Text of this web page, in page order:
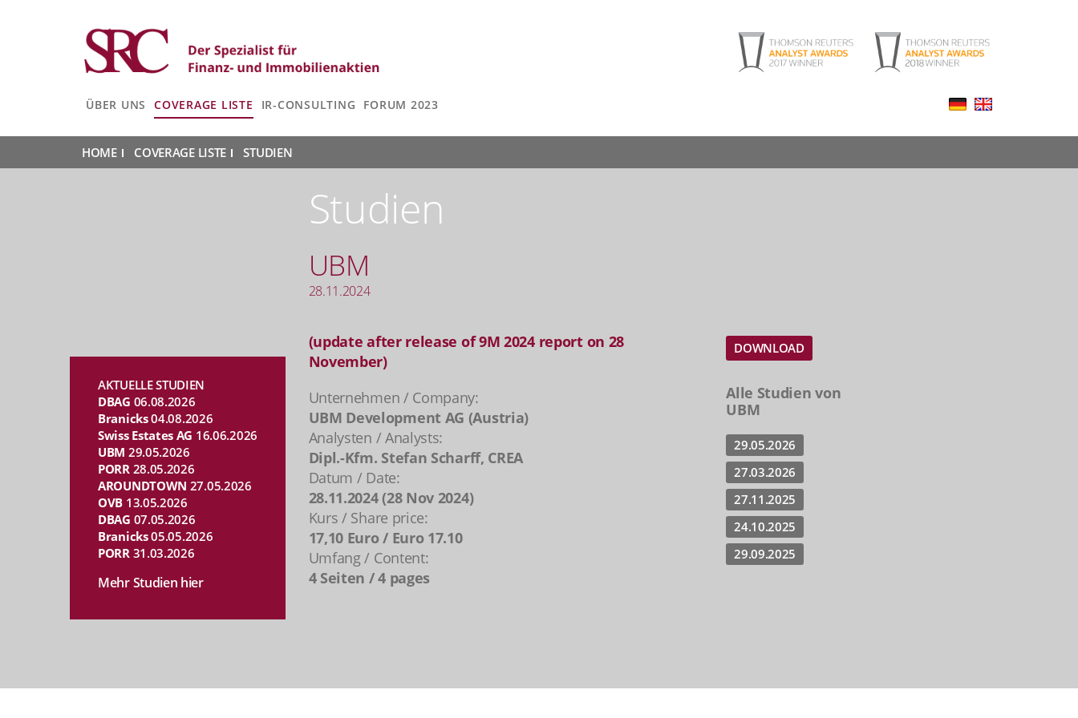
ÜBER UNS COVERAGE LISTE IR-CONSULTING FORUM 2023
HOME | COVERAGE LISTE | STUDIEN
Studien
AKTUELLE STUDIEN
DBAG 06.08.2026
Branicks04.08.2026
Swiss Estates AG 16.06.2026
UBM 29.05.2026
PORR 28.05.2026
AROUNDTOWN 27.05.2026
OVB 13.05.2026
DBAG 07.05.2026
Branicks05.05.2026
PORR 31.03.2026
Mehr Studien hier
UBM
28.11.2024
(update after release of 9M 2024 report on 28
November)
Unternehmen / Company:
UBM Development AG (Austria)
Analysten / Analysts:
Dipl.-Kfm. Stefan Scharff, CREA
Datum / Date:
28.11.2024 (28 Nov 2024)
Kurs / Share price:
17,10 Euro / Euro 17.10
Umfang / Content:
4 Seiten / 4 pages
DOWNLOAD
Alle Studien von
UBM
29.05.2026
27.03.2026
27.11.2025
24.10.2025
29.09.2025